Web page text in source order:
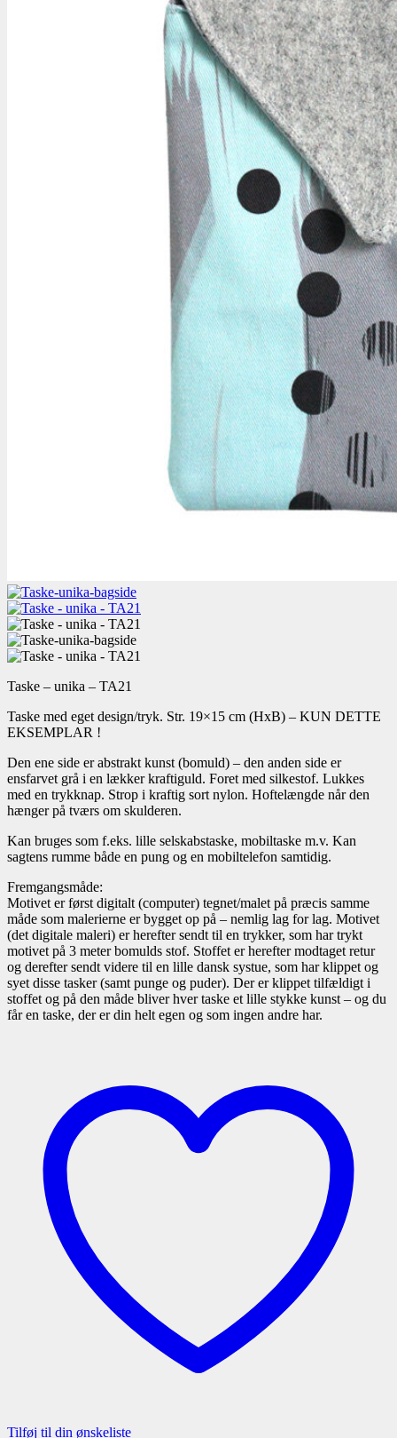
Taske – unika – TA21
Taske med eget design/tryk. Str. 19×15 cm (HxB) – KUN DETTE
EKSEMPLAR !
Den ene side er abstrakt kunst (bomuld) – den anden side er
ensfarvet grå i en lækker kraftiguld. Foret med silkestof. Lukkes
med en trykknap. Strop i kraftig sort nylon. Hoftelængde når den
hænger på tværs om skulderen.
Kan bruges som f.eks. lille selskabstaske, mobiltaske m.v. Kan
sagtens rumme både en pung og en mobiltelefon samtidig.
Fremgangsmåde:
Motivet er først digitalt (computer) tegnet/malet på præcis samme
måde som malerierne er bygget op på – nemlig lag for lag. Motivet
(det digitale maleri) er herefter sendt til en trykker, som har trykt
motivet på 3 meter bomulds stof. Stoffet er herefter modtaget retur
og derefter sendt videre til en lille dansk systue, som har klippet og
syet disse tasker (samt punge og puder). Der er klippet tilfældigt i
stoffet og på den måde bliver hver taske et lille stykke kunst – og du
får en taske, der er din helt egen og som ingen andre har.
Tilføj til din ønskeliste